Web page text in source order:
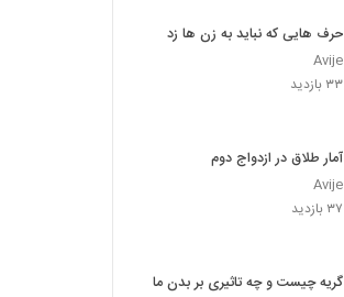
حرف هایی که نباید به زن ها زد
Avije
۳۳ بازدید
آمار طلاق در ازدواج دوم
Avije
۳۷ بازدید
گریه چیست و چه تاثیری بر بدن ما